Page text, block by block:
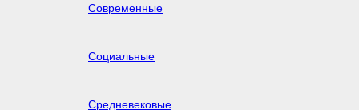
Современные
Социальные
Средневековые